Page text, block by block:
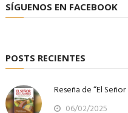
SÍGUENOS EN FACEBOOK
POSTS RECIENTES
Reseña de “El
06/02/2025